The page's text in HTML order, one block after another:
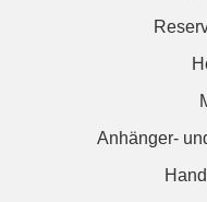
Anhänger-